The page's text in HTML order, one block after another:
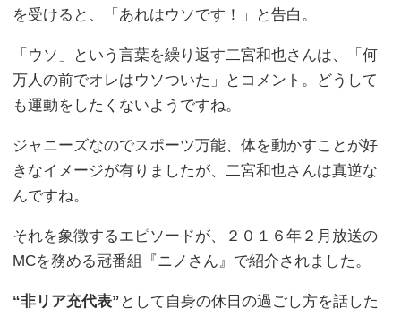
を受けると、「あれはウソです！」と告白。
「ウソ」という言葉を繰り返す二宮和也さんは、「何
万人の前でオレはウソついた」とコメント。どうして
も運動をしたくないようですね。
ジャニーズなのでスポーツ万能、体を動かすことが好
きなイメージが有りましたが、二宮和也さんは真逆な
んですね。
それを象徴するエピソードが、２０１６年２月放送の
MCを務める冠番組『ニノさん』で紹介されました。
“非リア充代表” として自身の休日の過ごし方を話した